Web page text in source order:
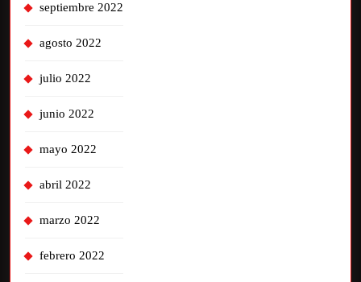
septiembre 2022
agosto 2022
julio 2022
junio 2022
mayo 2022
abril 2022
marzo 2022
febrero 2022